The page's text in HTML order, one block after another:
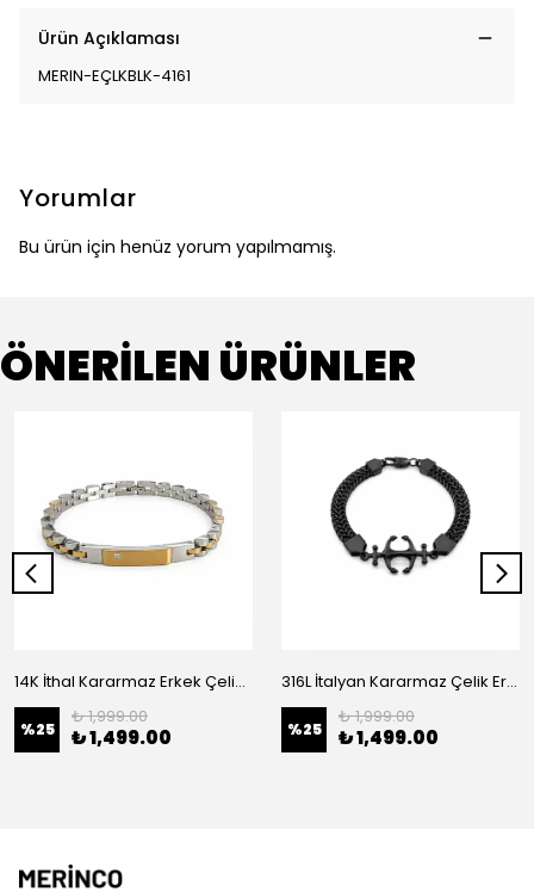
Ürün Açıklaması
MERIN-EÇLKBLK-4161
Yorumlar
Bu ürün için henüz yorum yapılmamış.
ÖNERİLEN ÜRÜNLER
14K İthal Kararmaz Erkek Çelik Bileklik
%25
₺ 1,999.00
₺ 1,499.00
316L İtalyan Kararmaz Çelik Erkek Bileklik
%25
₺ 1,999.00
₺ 1,499.00